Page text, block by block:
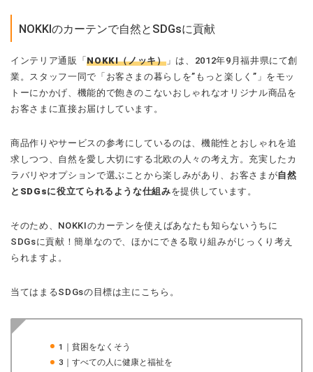
NOKKIのカーテンで自然とSDGsに貢献
インテリア通販「NOKKI（ノッキ）」は、2012年9月福井県にて創
業。スタッフ一同で「お客さまの暮らしを”もっと楽しく”」をモッ
トーにかかげ、機能的で飽きのこないおしゃれなオリジナル商品を
お客さまに直接お届けしています。
商品作りやサービスの参考にしているのは、機能性とおしゃれを追
求しつつ、自然を愛し大切にする北欧の人々の考え方。充実したカ
ラバリやオプションで選ぶことから楽しみがあり、お客さまが自然
とSDGsに役立てられるような仕組みを提供しています。
そのため、NOKKIのカーテンを使えばあなたも知らないうちに
SDGsに貢献！簡単なので、ほかにできる取り組みがじっくり考え
られますよ。
当てはまるSDGsの目標は主にこちら。
1｜貧困をなくそう
3｜すべての人に健康と福祉を